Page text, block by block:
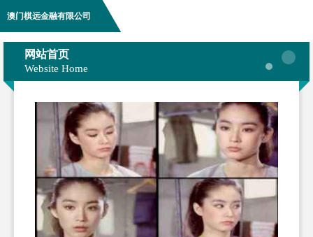
澳门棋远金融有限公司
网站首页
Website Home